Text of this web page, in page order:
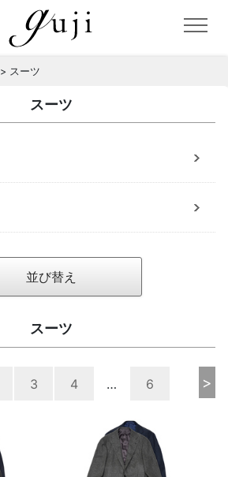
> スーツ
スーツ
並び替え
スーツ
>
3 4 … 6